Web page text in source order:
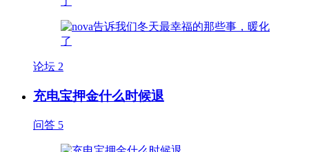
论坛 2
充电宝押金什么时候退
问答 5